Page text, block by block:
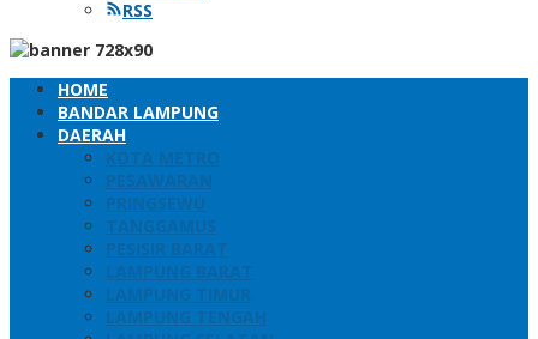
RSS
HOME
BANDAR LAMPUNG
DAERAH
KOTA METRO
PESAWARAN
PRINGSEWU
TANGGAMUS
PESISIR BARAT
LAMPUNG BARAT
LAMPUNG TIMUR
LAMPUNG TENGAH